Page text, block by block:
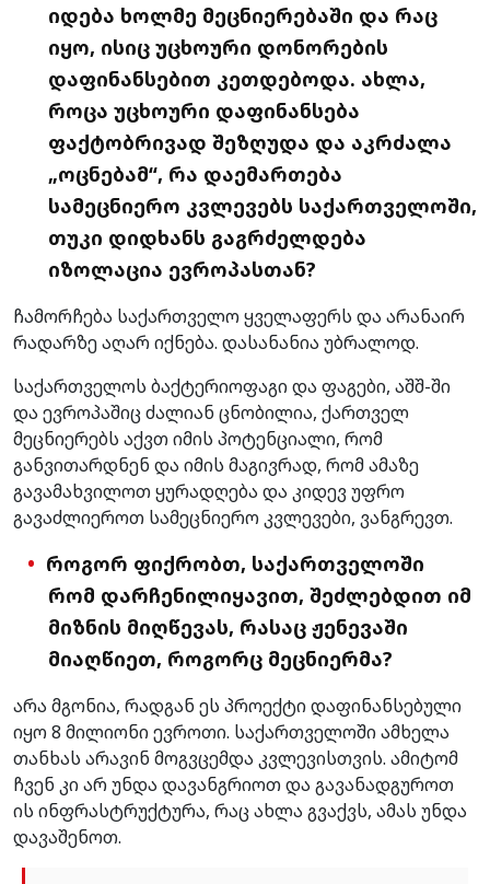
იდება ხოლმე მეცნიერებაში და რაც
იყო, ისიც უცხოური დონორების
დაფინანსებით კეთდებოდა. ახლა,
როცა უცხოური დაფინანსება
ფაქტობრივად შეზღუდა და აკრძალა
„ოცნებამ“, რა დაემართება
სამეცნიერო კვლევებს საქართველოში,
თუკი დიდხანს გაგრძელდება
იზოლაცია ევროპასთან?
ჩამორჩება საქართველო ყველაფერს და არანაირ
რადარზე აღარ იქნება. დასანანია უბრალოდ.
საქართველოს ბაქტერიოფაგი და ფაგები, აშშ-ში
და ევროპაშიც ძალიან ცნობილია, ქართველ
მეცნიერებს აქვთ იმის პოტენციალი, რომ
განვითარდნენ და იმის მაგივრად, რომ ამაზე
გავამახვილოთ ყურადღება და კიდევ უფრო
გავაძლიეროთ სამეცნიერო კვლევები, ვანგრევთ.
როგორ ფიქრობთ, საქართველოში
რომ დარჩენილიყავით, შეძლებდით იმ
მიზნის მიღწევას, რასაც ჟენევაში
მიაღწიეთ, როგორც მეცნიერმა?
არა მგონია, რადგან ეს პროექტი დაფინანსებული
იყო 8 მილიონი ევროთი. საქართველოში ამხელა
თანხას არავინ მოგვცემდა კვლევისთვის. ამიტომ
ჩვენ კი არ უნდა დავანგრიოთ და გავანადგუროთ
ის ინფრასტრუქტურა, რაც ახლა გვაქვს, ამას უნდა
დავაშენოთ.